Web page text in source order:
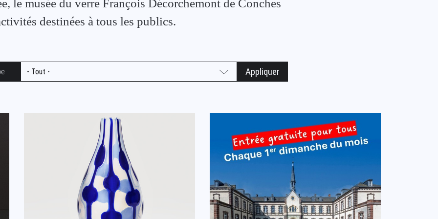
le musée du verre François Décorchemont de Conches
destinées à tous les publics.